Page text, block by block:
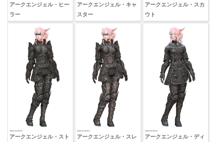
アークエンジェル・ヒー
ラー
アークエンジェル・キャ
スター
アークエンジェル・スカ
ウト
アークエンジェル・スト
アークエンジェル・スレ
アークエンジェル・ディ